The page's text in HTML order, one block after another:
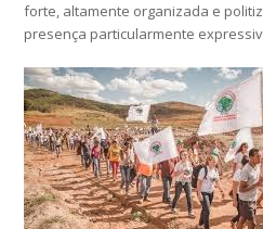
forte, altamente organizada e
presença particularmente